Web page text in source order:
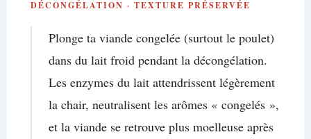
DÉCONGÉLATION · TEXTURE PRÉSERVÉE
Plonge ta viande congelée (surtout le poulet)
dans du lait froid pendant la décongélation.
Les enzymes du lait attendrissent légèrement
la chair, neutralisent les arômes « congelés »,
et la viande se retrouve plus moelleuse après